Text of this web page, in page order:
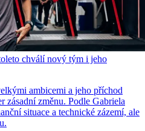
chválí nový tým i jeho
ambicemi a jeho příchod
zásadní změnu. Podle Gabriela
situace a technické zázemí, ale